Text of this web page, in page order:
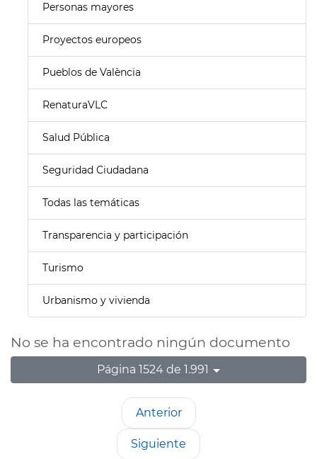
Personas mayores
Proyectos europeos
Pueblos de València
RenaturaVLC
Salud Pública
Seguridad Ciudadana
Todas las temáticas
Transparencia y participación
Turismo
Urbanismo y vivienda
No se ha encontrado ningún documento
Página 1524 de 1.991
Anterior
Siguiente